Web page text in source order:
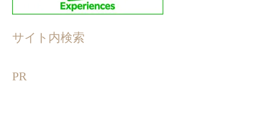
サイト内検索
PR